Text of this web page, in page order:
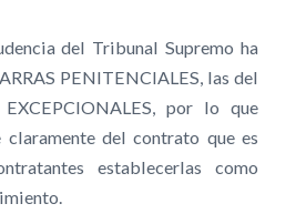
del Tribunal Supremo ha
PENITENCIALES, las del
por lo que
claramente del contrato que es
establecerlas como